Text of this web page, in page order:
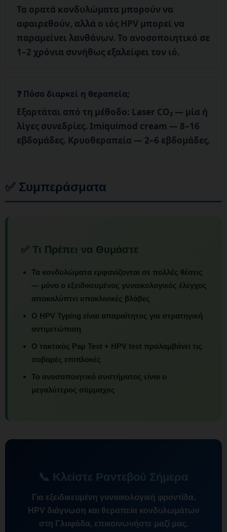
Τα ορατά κονδυλώματα μπορούν να
αφαιρεθούν, αλλά ο ιός HPV μπορεί να
παραμείνει λανθάνων. Το ανοσοποιητικό σε
1–2 χρόνια συνήθως εξαλείφει τον ιό.
Πόσο διαρκεί η θεραπεία;
Εξαρτάται από τη μέθοδο: Laser CO₂ — μία ή
λίγες συνεδρίες. Imiquimod cream — 8–16
εβδομάδες. Κρυοθεραπεία — 2–6 εβδομάδες.
✅ Συμπεράσματα
✅ Τι Πρέπει να Θυμάστε
Τα κονδυλώματα εμφανίζονται σε πολλές θέσεις
— μόνο ο εξειδικευμένος γυναικολογικός έλεγχος
αποκαλύπτει υποκλινικές βλάβες
Ο HPV Typing είναι απαραίτητος για στρατηγική
αντιμετώπιση
Ο τακτικός Pap Test + HPV test προλαμβάνει τις
σοβαρές επιπλοκές
Το ανοσοποιητικό συστήματος είναι ο
μεγαλύτερος σύμμαχος
📞 Κλείστε Ραντεβού Σήμερα
Για εξειδικευμένη γυναικολογική φροντίδα,
HPV διάγνωση και θεραπεία κονδυλωμάτων
στη Γλυφάδα, επικοινωνήστε μαζί μας.